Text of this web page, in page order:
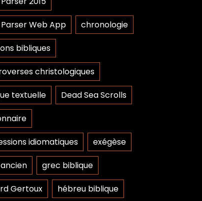
Web App chronologie
bibliques
christologiques
textuelle Dead Sea Scrolls
idiomatiques exégèse
grec biblique
Gertoux hébreu biblique